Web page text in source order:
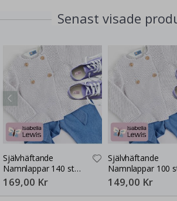
Senast visade
Självhäftande
Namnlappar 140 st
30x13 mm
169,00 Kr
Självhäftande
Namnlappar 100
30x13 mm
149,00 Kr